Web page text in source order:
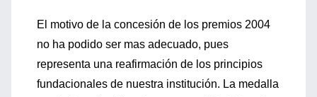
El motivo de la concesión de los premios 2004
no ha podido ser mas adecuado, pues
representa una reafirmación de los principios
fundacionales de nuestra institución. La medalla